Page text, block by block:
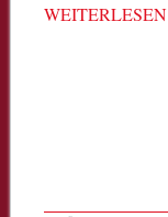
WEITERLESEN